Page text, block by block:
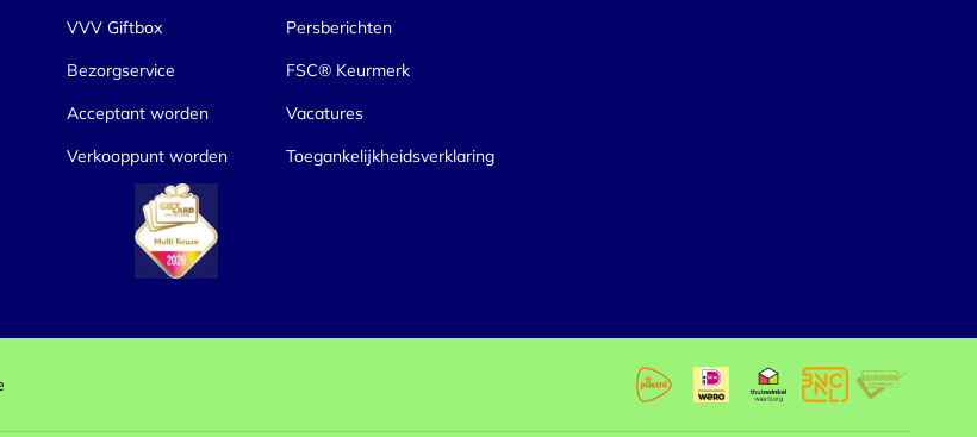
VVV Giftbox
Bezorgservice
Acceptant worden
Verkooppunt worden
Persberichten
FSC® Keurmerk
Vacatures
Toegankelijkheidsverklaring